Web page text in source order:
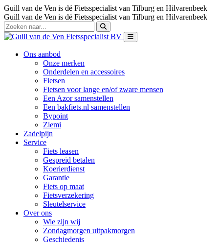
Guill van de Ven is dé Fietsspecialist van Tilburg en Hilvarenbeek
Guill van de Ven is dé Fietsspecialist van Tilburg en Hilvarenbeek
Ons aanbod
Onze merken
Onderdelen en accessoires
Fietsen
Fietsen voor lange en/of zware mensen
Een Azor samenstellen
Een bakfiets.nl samenstellen
Bypoint
Ziemi
Zadelpijn
Service
Fiets leasen
Gespreid betalen
Koerierdienst
Garantie
Fiets op maat
Fietsverzekering
Sleutelservice
Over ons
Wie zijn wij
Zondagmorgen uitpakmorgen
Geschiedenis